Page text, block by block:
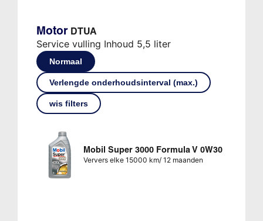
Motor DTUA
Service vulling Inhoud 5,5 liter
Normaal
Verlengde onderhoudsinterval (max.)
wis filters
Mobil Super 3000 Formula V 0W30
Ververs elke 15000 km/ 12 maanden